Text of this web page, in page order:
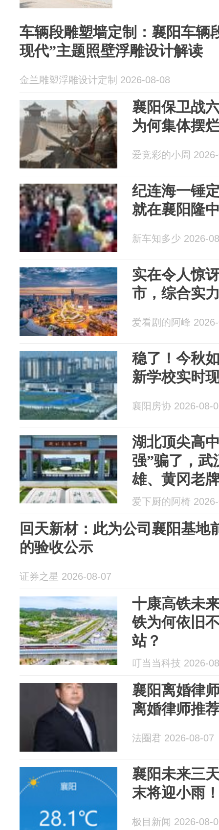
车辆段雕塑墙定制：襄阳车辆
现代”主题照壁浮雕设计解读
金兰雕塑浮雕设计定制 2026-08-08
襄阳保卫战
为何集体摆
爱竞彩的小周
纪连海一锤
就在襄阳隆
新车知多少 2026-
实在令人惊
市，综合实
爱看剧的阿峰
稳了！今秋
新学校实时
襄阳房协 2026-08-
湖北顶尖高
强”骗了，武
雄、黄冈老
爱下厨的阿椅
回天新材：此为公司襄阳基地
的验收公示
证券之星 2026-08-07
十康高铁未
铁为何依旧
站？
叮当当科技 2026-
襄阳离婚律
离婚律师推
法圈君 2026-08-07
襄阳未来三
末将迎小雨
极目新闻 2026-08-